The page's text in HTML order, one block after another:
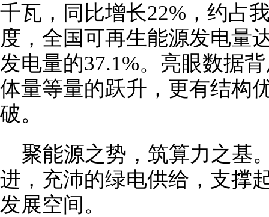
千瓦，同比增长22%，约占
度，全国可再生能源发电量
发电量的37.1%。亮眼数据
体量等量的跃升，更有结构
破。
聚能源之势，筑算力之基
进，充沛的绿电供给，支撑
发展空间。